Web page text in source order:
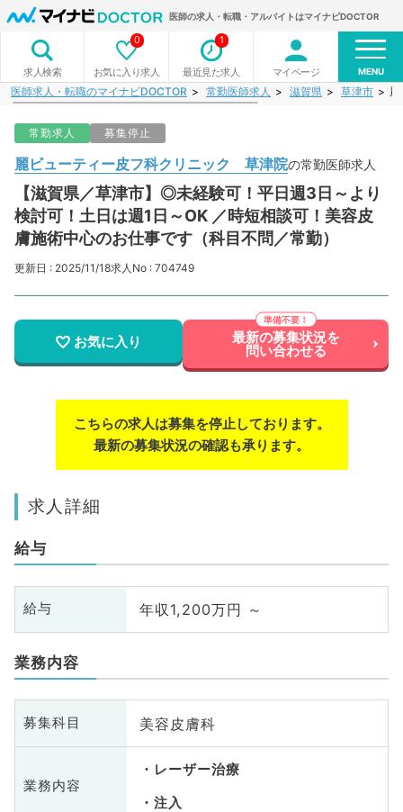
医師の求人・転職・アルバイトはマイナビDOCTOR
求人検索 お気に入り求人
0
最近見た求人
1
マイページ MENU
医師求人・転職のマイナビDOCTOR 常勤医師求人 滋賀県 草津市
常勤求人 募集停止
麗ビューティー皮フ科クリニック 草津院の常勤医師求人
【滋賀県／草津市】◎未経験可！平日週3日～より
検討可！土日は週1日～OK ／時短相談可！美容皮
膚施術中心のお仕事です（科目不問／常勤）
更新日 : 2025/11/18求人No : 704749
お気に入り 最新の募集状況を
問い合わせる
こちらの求人は募集を停止しております。
最新の募集状況の確認も承ります。
求人詳細
給与
給与 年収1,200万円 ～
業務内容
募集科目 美容皮膚科
業務内容
レーザー治療
注入